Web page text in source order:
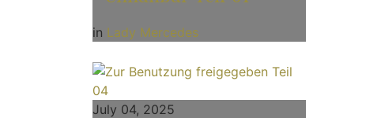
in Lady Mercedes
July 04, 2025